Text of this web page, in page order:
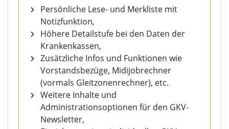
Persönliche Lese- und Merkliste mit
Notizfunktion,
Höhere Detailstufe bei den Daten der
Krankenkassen,
Zusätzliche Infos und Funktionen wie
Vorstandsbezüge, Midijobrechner
(vormals Gleitzonenrechner), etc.
Weitere Inhalte und
Administrationsoptionen für den GKV-
Newsletter,